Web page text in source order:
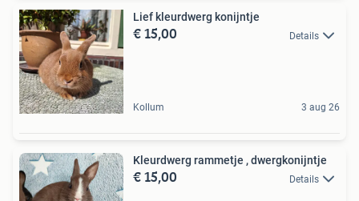
Lief kleurdwerg konijntje
€ 15,00 Details
Kollum 3 aug 26
Kleurdwerg rammetje , dwergkonijntje
€ 15,00 Details